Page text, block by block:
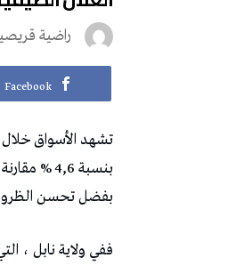
راضية
Facebook
تشهد الأسواق خلال
بنسبة 4,6
بفضل تحسن الظروف
ففي ولاية نابل ،